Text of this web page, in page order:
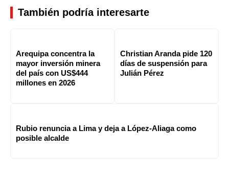
También podría interesarte
Arequipa concentra la
mayor inversión minera
del país con US$444
millones en 2026
Christian Aranda pide 120
días de suspensión para
Julián Pérez
Rubio renuncia a Lima y deja a López-Aliaga como
posible alcalde